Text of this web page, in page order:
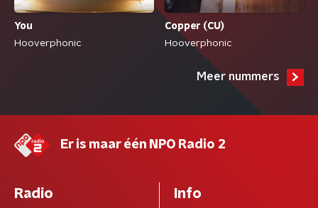
You
Hooverphonic
Copper (CU)
Hooverphonic
Meer nummers
Er is maar één NPO Radio 2
Radio Info